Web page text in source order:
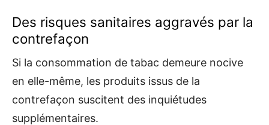
Des risques sanitaires aggravés par la
contrefaçon
Si la consommation de tabac demeure nocive
en elle-même, les produits issus de la
contrefaçon suscitent des inquiétudes
supplémentaires.